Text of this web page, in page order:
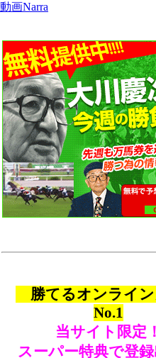
動画Narra
勝てるオンライン
No.1
当サイト限定！
スーパー特典で登録